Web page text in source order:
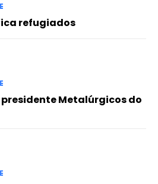
refugiados
Metalúrgicos do